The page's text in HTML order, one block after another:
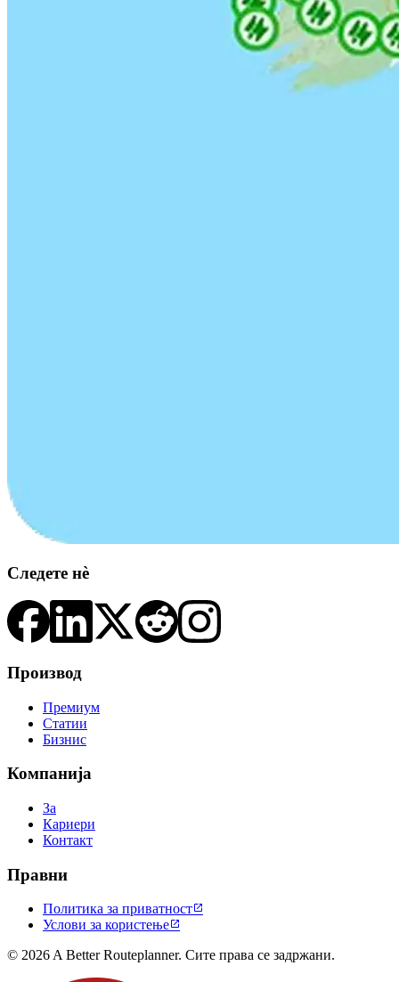
Следете нè
Производ
Премиум
Статии
Бизнис
Компанија
За
Кариери
Контакт
Правни
Политика за приватност
Услови за користење
© 2026 A Better Routeplanner. Сите права се задржани.